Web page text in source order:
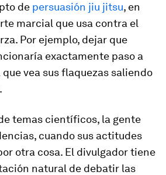
de persuasión jiu jitsu, en
marcial que usa contra el
Por ejemplo, dejar que
exactamente paso a
que vea sus flaquezas saliendo
temas científicos, la gente
cuando sus actitudes
otra cosa. El divulgador tiene
natural de debatir las